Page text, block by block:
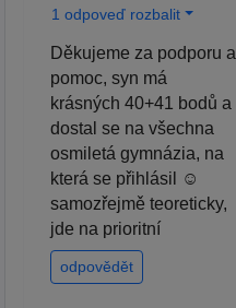
1 odpoveď rozbalit
Děkujeme za podporu a
pomoc, syn má
krásných 40+41 bodů a
dostal se na všechna
osmiletá gymnázia, na
která se přihlásil ☺️
samozřejmě teoreticky,
jde na prioritní
odpovědět